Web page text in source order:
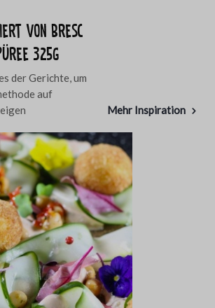
von Bresc
325g
der Gerichte, um
auf
Mehr Inspiration